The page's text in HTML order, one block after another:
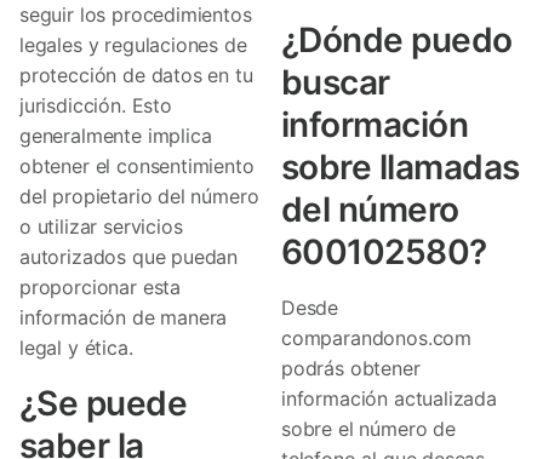
seguir los procedimientos
legales y regulaciones de
protección de datos en tu
jurisdicción. Esto
generalmente implica
obtener el consentimiento
del propietario del número
o utilizar servicios
autorizados que puedan
proporcionar esta
información de manera
legal y ética.
¿Se puede
saber la
¿Dónde puedo
buscar
información
sobre llamadas
del número
600102580?
Desde
comparandonos.com
podrás obtener
información actualizada
sobre el número de